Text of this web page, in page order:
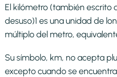
El kilómetro (también escrito
desuso)1​ es una unidad de
múltiplo del metro,
Su símbolo, km, no acepta
excepto cuando se